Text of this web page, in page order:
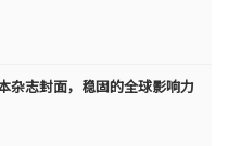
杂志封面，稳固的全球影响力